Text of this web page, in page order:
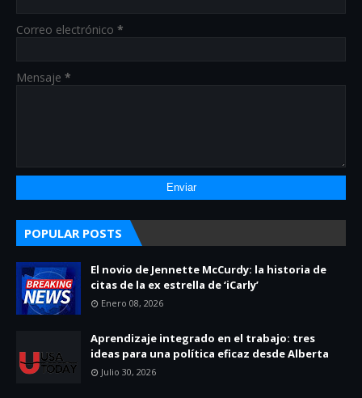
Correo electrónico *
Mensaje *
POPULAR POSTS
El novio de Jennette McCurdy: la historia de
citas de la ex estrella de ‘iCarly’
Enero 08, 2026
Aprendizaje integrado en el trabajo: tres
ideas para una política eficaz desde Alberta
Julio 30, 2026